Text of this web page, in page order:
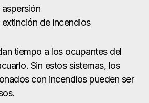
inadecuada
formar a sus empleados
a los clientes. Los
formados pueden derramar
cáusticos, sobrecargar un